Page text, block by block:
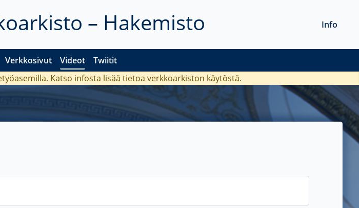
– Hakemisto
Verkkosivut Videot Twiitit
Info
Katso infosta lisää tietoa verkkoarkiston käytöstä.